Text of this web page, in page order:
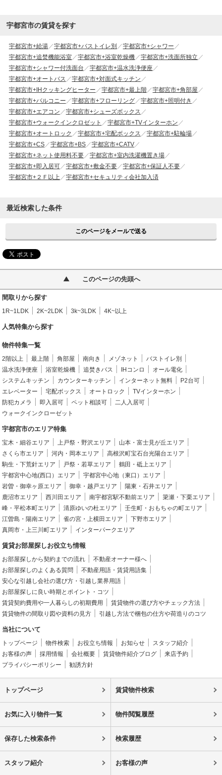
宇都宮市の賃貸を探す
宇都宮市+給湯 宇都宮市+バストイレ別
宇都宮市+シャワー
宇都宮市+追焚機能浴室
宇都宮市+浴室乾燥機
宇都宮市+洗面所独立
宇都宮市+シャワー付洗面台
宇都宮市+温水洗浄便座
宇都宮市+オートバス
宇都宮市+対面式キッチン
宇都宮市+IHクッキングヒーター
宇都宮市+最上階
宇都宮市+角部屋
宇都宮市+バルコニー
宇都宮市+フローリング
宇都宮市+照明付き
宇都宮市+エアコン
宇都宮市+シューズボックス
宇都宮市+ウォークインクロゼット
宇都宮市+TVインターホン
宇都宮市+オートロック
宇都宮市+宅配ボックス
宇都宮市+駐輪場
宇都宮市+CS
宇都宮市+BS
宇都宮市+CATV
宇都宮市+ネット使用料不要
宇都宮市+室内洗濯機置き場
宇都宮市+即入居可
宇都宮市+敷金不要
宇都宮市+保証人不要
宇都宮市+２Ｆ以上
宇都宮市+セキュリティ会社加入済
最近検索した条件
このページをメールで送る
このページの先頭へ
間取りから探す
1R~1LDK 2K~2LDK 3k~3LDK 4K~以上
人気特集から探す
物件特集一覧
2階以上 最上階 角部屋 南向き メゾネット
バストイレ別
温水洗浄便座
浴室乾燥機 追焚きバス IHコンロ
オール電化
システムキッチン
カウンターキッチン インターネット無料
P2台可
エレベーター
宅配ボックス オートロック
TVインターホン
防犯カメラ
即入居可 ペット相談可
二人入居可
ウォークインクローゼット
宇都宮市のエリア特集
宝木・細谷エリア 上戸祭・野沢エリア
山本・富士見が丘エリア
さくら市エリア
河内・岡本エリア
高根沢町宝石台光陽台エリア
駒生・下荒針エリア
戸祭・若草エリア
鶴田・砥上エリア
宇都宮中心地(西口）エリア
宇都宮中心地（東口）エリア
岩曽・御幸ヶ原エリア
御幸・越戸エリア
陽東・石井エリア
鹿沼市エリア
西川田エリア 南宇都宮駅不動前エリア
簗瀬・下栗エリア
峰・平松本町エリア
清原ゆいの杜エリア
壬生町・おもちゃの町エリア
江曽島・陽南エリア
雀の宮・上横田エリア
下野市エリア
真岡市・上三川町エリア
インターパークエリア
賃貸お部屋探しお役立ち情報
お部屋探しから契約までの流れ
不動産オーナー様へ
お部屋探しのよくある質問
不動産用語・賃貸用語集
安心な引越し会社の選び方・引越し業界用語
お部屋探しに良い時期とポイント・コツ
賃貸契約費用や一人暮らしの初期費用
賃貸物件の選び方やチェック方法
賃貸物件の間取り図や資料の見方
引越し方法で梱包の仕方や荷造りのコツ
当社について
トップページ 物件検索 お役立ち情報 お知らせ
スタッフ紹介
お客様の声
採用情報 会社概要 賃貸物件紹介ブログ
来店予約
プライバシーポリシー
勧誘方針
トップページ 賃貸物件検索
お気に入り物件一覧 物件閲覧履歴
保存した検索条件 検索履歴
スタッフ紹介 お客様の声